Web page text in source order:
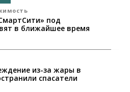
под
в ближайшее время
из-за жары в
спасатели